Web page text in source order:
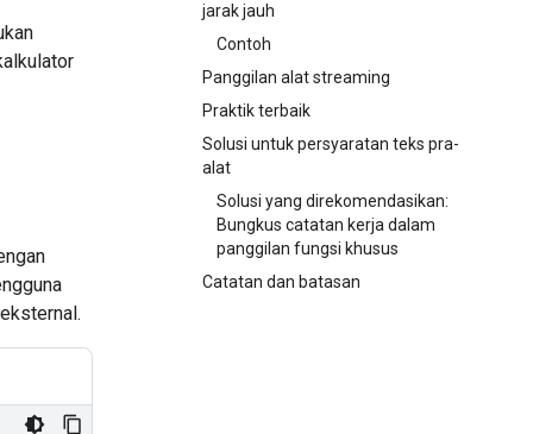
jarak jauh
Contoh
Panggilan alat streaming
Praktik terbaik
Solusi untuk persyaratan teks pra-
alat
Solusi yang direkomendasikan:
Bungkus catatan kerja dalam
panggilan fungsi khusus
Catatan dan batasan